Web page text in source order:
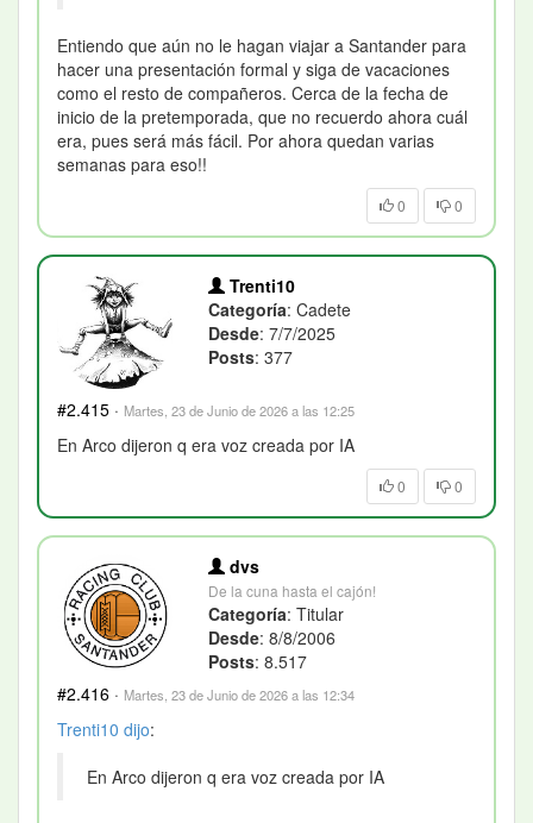
Entiendo que aún no le hagan viajar a Santander para
hacer una presentación formal y siga de vacaciones
como el resto de compañeros. Cerca de la fecha de
inicio de la pretemporada, que no recuerdo ahora cuál
era, pues será más fácil. Por ahora quedan varias
semanas para eso!!
0 0
Trenti10
Categoría: Cadete
Desde: 7/7/2025
Posts: 377
#2.415 · Martes, 23 de Junio de 2026 a las 12:25
En Arco dijeron q era voz creada por IA
0 0
dvs
De la cuna hasta el cajón!
Categoría: Titular
Desde: 8/8/2006
Posts: 8.517
#2.416 · Martes, 23 de Junio de 2026 a las 12:34
Trenti10 dijo:
En Arco dijeron q era voz creada por IA